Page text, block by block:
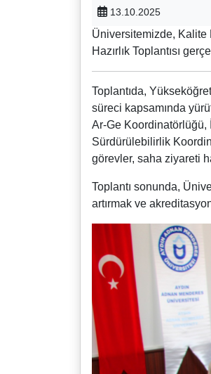
13.10.2025
Üniversitemizde, Kalite
Hazırlık Toplantısı
Toplantıda,
süreci kapsamında
Ar-Ge Koordinatörlüğü,
Sürdürülebilirlik
görevler, saha ziyareti
Toplantı sonunda,
artırmak ve